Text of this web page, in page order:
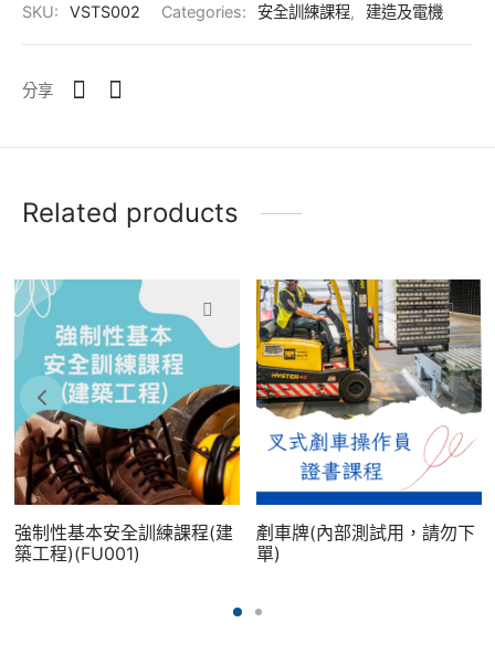
SKU: VSTS002 Categories: 安全訓練課程, 建造及電機
分享
Related products
強制性基本安全訓練課程(建
築工程)(FU001)
剷車牌(內部測試用，請勿下
單)